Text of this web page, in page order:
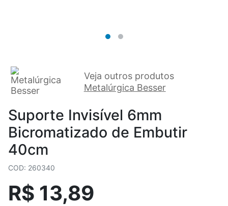
Veja outros produtos
Metalúrgica Besser
Suporte Invisível 6mm
Bicromatizado de Embutir
40cm
COD: 260340
R$ 13,89